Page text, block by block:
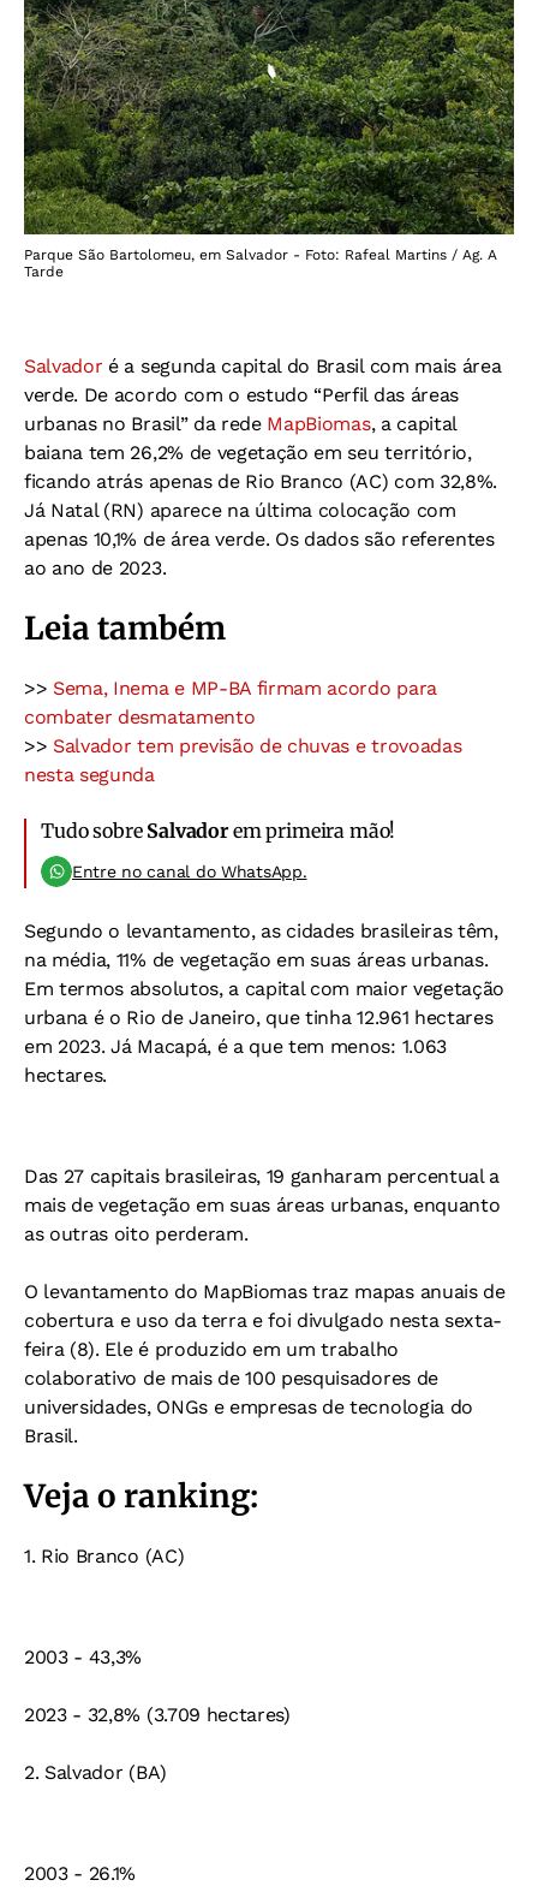
Parque São Bartolomeu, em Salvador - Foto: Rafeal Martins / Ag. A
Tarde
Salvador é a segunda capital do Brasil com mais área
verde. De acordo com o estudo “Perfil das áreas
urbanas no Brasil” da rede MapBiomas, a capital
baiana tem 26,2% de vegetação em seu território,
ficando atrás apenas de Rio Branco (AC) com 32,8%.
Já Natal (RN) aparece na última colocação com
apenas 10,1% de área verde. Os dados são referentes
ao ano de 2023.
Leia também
>> Sema, Inema e MP-BA firmam acordo para
combater desmatamento
>> Salvador tem previsão de chuvas e trovoadas
nesta segunda
Tudo sobre Salvadorem primeira mão!
Entre no canal do WhatsApp.
Segundo o levantamento, as cidades brasileiras têm,
na média, 11% de vegetação em suas áreas urbanas.
Em termos absolutos, a capital com maior vegetação
urbana é o Rio de Janeiro, que tinha 12.961 hectares
em 2023. Já Macapá, é a que tem menos: 1.063
hectares.
Das 27 capitais brasileiras, 19 ganharam percentual a
mais de vegetação em suas áreas urbanas, enquanto
as outras oito perderam.
O levantamento do MapBiomas traz mapas anuais de
cobertura e uso da terra e foi divulgado nesta sexta-
feira (8). Ele é produzido em um trabalho
colaborativo de mais de 100 pesquisadores de
universidades, ONGs e empresas de tecnologia do
Brasil.
Veja o ranking:
1. Rio Branco (AC)
2003 - 43,3%
2023 - 32,8% (3.709 hectares)
2. Salvador (BA)
2003 - 26.1%